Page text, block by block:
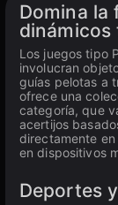
Domina la
dinámicos
Los juegos tipo
involucran
guías pelotas a
ofrece una
categoría, que
acertijos
directamente
en dispositivos
Deportes